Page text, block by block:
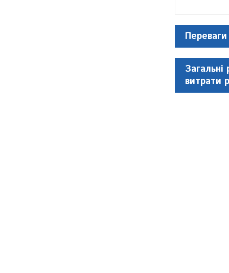
Переваги
витрати